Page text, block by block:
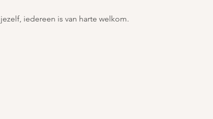
iedereen is van harte welkom.